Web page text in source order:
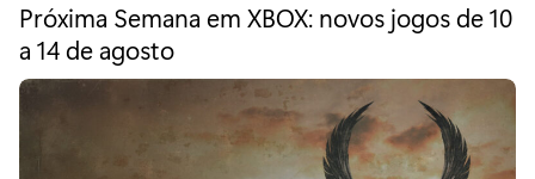
a
d
n
e
g
o
Próxima Semana em XBOX: novos jogos de 10
a 14 de agosto